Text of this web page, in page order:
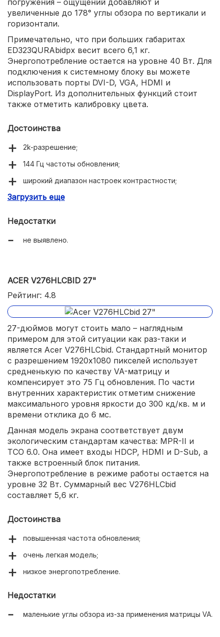
увеличенные до 178° углы обзора по вертикали и
горизонтали.
Примечательно, что при больших габаритах
ED323QURAbidpx весит всего 6,1 кг.
Энергопотребление остается на уровне 40 Вт. Для
подключения к системному блоку вы можете
использовать порты DVI-D, VGA, HDMI и
DisplayPort. Из дополнительных функций стоит
также отметить калибровку цвета.
Достоинства
2k-разрешение;
144 Гц частоты обновления;
широкий диапазон настроек контрастности;
высокая четкость картинки;
Загрузить еще
Недостатки
не выявлено.
ACER V276HLCBID 27"
Рейтинг: 4.8
27-дюймов могут стоить мало – наглядным
примером для этой ситуации как раз-таки и
является Acer V276HLCbid. Стандартный монитор
с разрешением 1920х1080 пикселей использует
средненькую по качеству VA-матрицу и
компенсирует это 75 Гц обновления. По части
внутренних характеристик отметим снижение
максимального уровня яркости до 300 кд/кв. м и
времени отклика до 6 мс.
Данная модель экрана соответствует двум
экологическим стандартам качества: MPR-II и
TCO 6.0. Она имеет входы HDCP, HDMI и D-Sub, а
также встроенный блок питания.
Энергопотребление в режиме работы остается на
уровне 32 Вт. Суммарный вес V276HLCbid
составляет 5,6 кг.
Достоинства
повышенная частота обновления;
очень легкая модель;
низкое энергопотребление.
Недостатки
маленькие углы обзора из-за применения матрицы VA.